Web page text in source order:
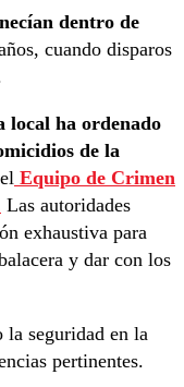
dentro de
cuando disparos
local ha ordenado
de la
Equipo de Crimen
Las autoridades
exhaustiva para
y dar con los
la seguridad en la
pertinentes.